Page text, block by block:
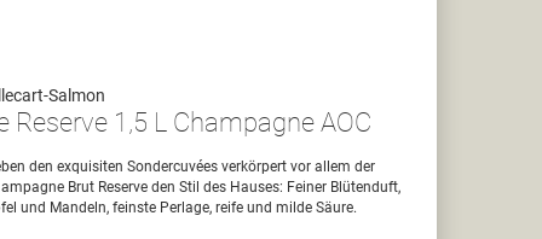
Salmon
Reserve 1,5 L Champagne AOC
den exquisiten Sondercuvées verkörpert vor allem der
Brut Reserve den Stil des Hauses: Feiner Blütenduft,
und Mandeln, feinste Perlage, reife und milde Säure.